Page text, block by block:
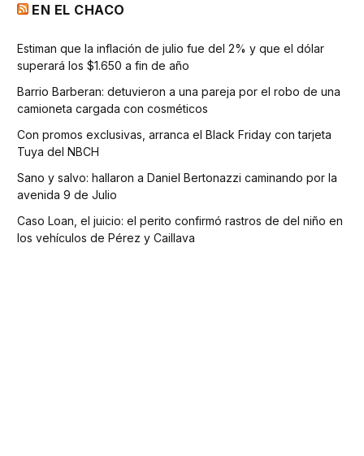
EN EL CHACO
Estiman que la inflación de julio fue del 2% y que el dólar
superará los $1.650 a fin de año
Barrio Barberan: detuvieron a una pareja por el robo de una
camioneta cargada con cosméticos
Con promos exclusivas, arranca el Black Friday con tarjeta
Tuya del NBCH
Sano y salvo: hallaron a Daniel Bertonazzi caminando por la
avenida 9 de Julio
Caso Loan, el juicio: el perito confirmó rastros de del niño en
los vehículos de Pérez y Caillava